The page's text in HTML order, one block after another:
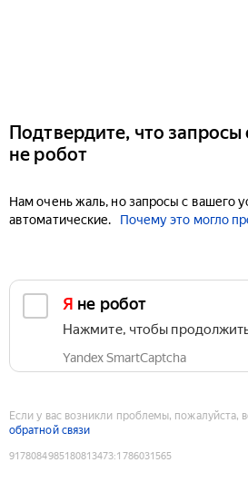
Подтвердите, что запросы
не робот
Нам очень жаль, но запросы с вашего
автоматические.
Почему это могло
Я не робот
Нажмите, чтобы
Yandex SmartCaptcha
Если у вас возникли проблемы, пожалуйста,
обратной связи
9178084985180813473:1786031565